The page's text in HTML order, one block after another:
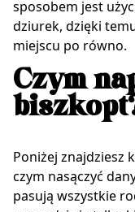
sposobem jest
dziurek, dzięki
miejscu po równo.
Czym
Poniżej znajdziesz
czym nasączyć
pasują wszystkie